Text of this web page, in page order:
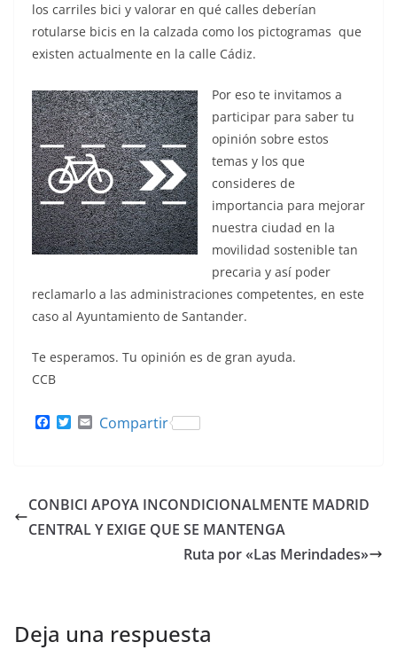
los carriles bici y valorar en qué calles deberían
rotularse bicis en la calzada como los pictogramas que
existen actualmente en la calle Cádiz.
Por eso te invitamos a
participar para saber tu
opinión sobre estos
temas y los que
consideres de
importancia para mejorar
nuestra ciudad en la
movilidad sostenible tan
precaria y así poder
reclamarlo a las administraciones competentes, en este
caso al Ayuntamiento de Santander.
Te esperamos. Tu opinión es de gran ayuda.
CCB
o
k
T
r
Compartir
CONBICI APOYA INCONDICIONALMENTE MADRID
CENTRAL Y EXIGE QUE SE MANTENGA
Ruta por «Las Merindades»
Deja una respuesta